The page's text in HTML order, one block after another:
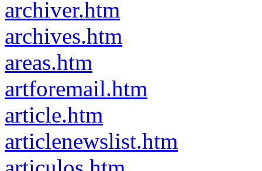
archiver.htm
archives.htm
areas.htm
artforemail.htm
article.htm
articlenewslist.htm